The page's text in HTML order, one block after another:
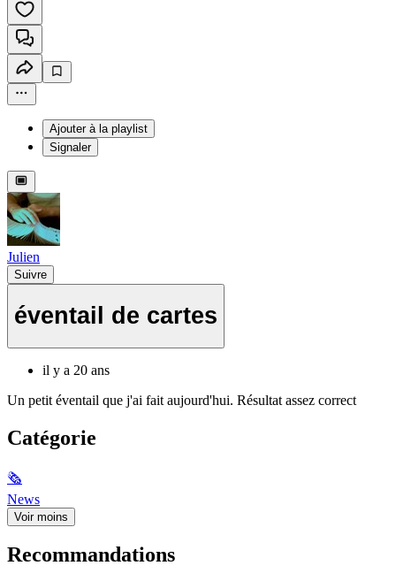
Ajouter à la playlist
Signaler
Julien
Suivre
éventail de cartes
il y a 20 ans
Un petit éventail que j'ai fait aujourd'hui. Résultat assez correct
Catégorie
🗞
News
Voir moins
Recommandations